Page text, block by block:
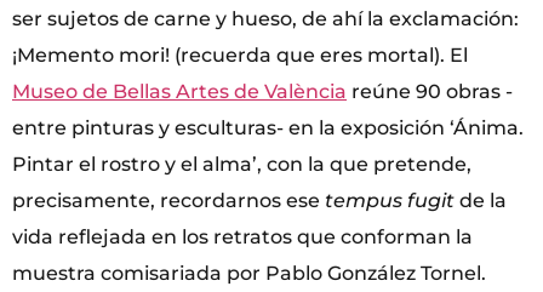
ser sujetos de carne y hueso, de ahí la exclamación:
¡Memento mori! (recuerda que eres mortal). El
Museo de Bellas Artes de València reúne 90 obras -
entre pinturas y esculturas- en la exposición ‘Ánima.
Pintar el rostro y el alma’, con la que pretende,
precisamente, recordarnos ese tempus fugit de la
vida reflejada en los retratos que conforman la
muestra comisariada por Pablo González Tornel.